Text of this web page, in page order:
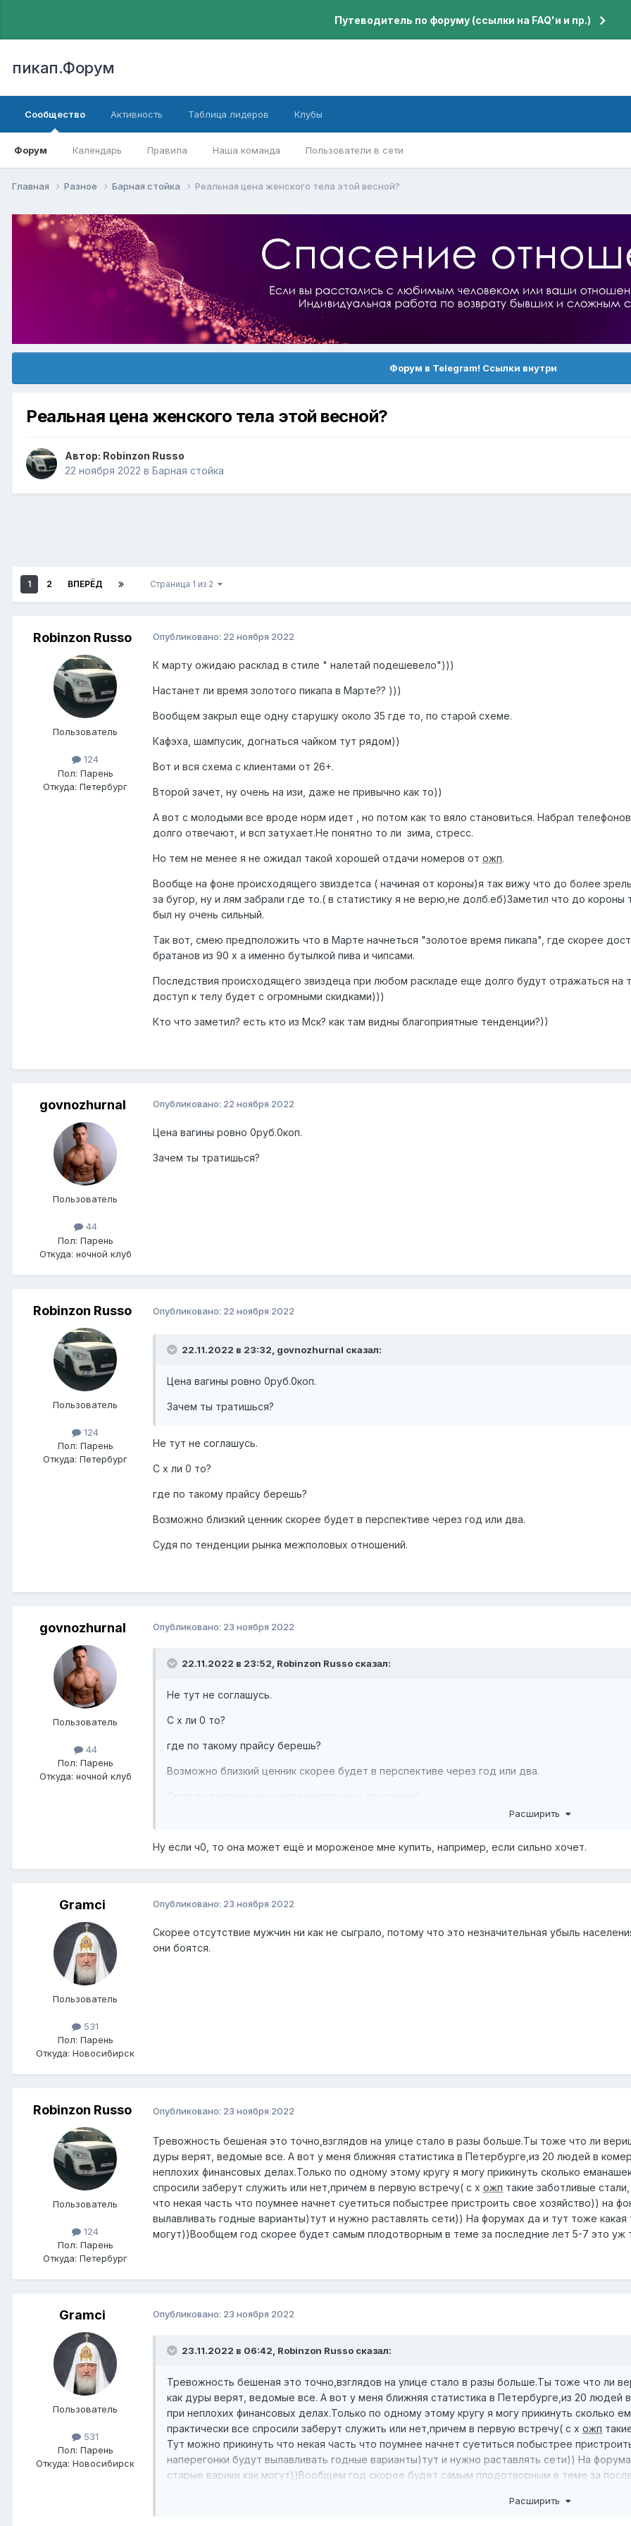
Путеводитель по форуму (ссылки на FAQ'и и пр.)
пикап.Форум
Сообщество
Форум Календарь Правила Наша команда Пользователи в сети
Активность Таблица лидеров Клубы
Главная Разное Барная стойка Реальная цена женского тела этой весной?
Форум в Telegram! Ссылки внутри
Реальная цена женского тела этой весной?
Автор: Robinzon Russo
22 ноября 2022 в Барная стойка
1 2 ВПЕРЁД Страница 1 из 2
Robinzon Russo
Пользователь
124
Пол: Парень
Откуда: Петербург
Опубликовано: 22 ноября 2022
К марту ожидаю расклад в стиле " налетай подешевело")))
Настанет ли время золотого пикапа в Марте?? )))
Вообщем закрыл еще одну старушку около 35 где то, по старой схеме.
Кафэха, шампусик, догнаться чайком тут рядом))
Вот и вся схема с клиентами от 26+.
Второй зачет, ну очень на изи, даже не привычно как то))
А вот с молодыми все вроде норм идет , но потом как то вяло становиться. Набрал
долго отвечают, и всп затухает.Не понятно то ли зима, стресс.
Но тем не менее я не ожидал такой хорошей отдачи номеров от ожп.
Вообще на фоне происходящего звиздетса ( начиная от короны)я так вижу что до более
за бугор, ну и лям забрали где то.( в статистику я не верю,не долб.еб)Заметил что до
был ну очень сильный.
Так вот, смею предположить что в Марте начнеться "золотое время пикапа", где скорее
братанов из 90 х а именно бутылкой пива и чипсами.
Последствия происходящего звиздеца при любом раскладе еще долго будут отражаться на
доступ к телу будет с огромными скидками)))
Кто что заметил? есть кто из Мск? как там видны благоприятные тенденции?))
govnozhurnal
Пользователь
44
Пол: Парень
Откуда: ночной клуб
Опубликовано: 22 ноября 2022
Цена вагины ровно 0руб.0коп.
Зачем ты тратишься?
Robinzon Russo
Пользователь
124
Пол: Парень
Откуда: Петербург
Опубликовано: 22 ноября 2022
22.11.2022 в 23:32, govnozhurnal сказал:
Цена вагины ровно 0руб.0коп.
Зачем ты тратишься?
Не тут не соглашусь.
С х ли 0 то?
где по такому прайсу берешь?
Возможно близкий ценник скорее будет в перспективе через год или два.
Судя по тенденции рынка межполовых отношений.
govnozhurnal
Пользователь
44
Пол: Парень
Откуда: ночной клуб
Опубликовано: 23 ноября 2022
22.11.2022 в 23:52, Robinzon Russo сказал:
Не тут не соглашусь.
С х ли 0 то?
где по такому прайсу берешь?
Возможно близкий ценник скорее будет в перспективе через год или два.
Судя по тенденции рынка межполовых отношений.
Расширить
Ну если ч0, то она может ещё и мороженое мне купить, например, если сильно хочет.
Gramci
Пользователь
531
Пол: Парень
Откуда: Новосибирск
Опубликовано: 23 ноября 2022
Скорее отсутствие мужчин ни как не сыграло, потому что это незначительная убыль
они боятся.
Robinzon Russo
Пользователь
124
Пол: Парень
Откуда: Петербург
Опубликовано: 23 ноября 2022
Тревожность бешеная это точно,взглядов на улице стало в разы больше.Ты тоже что ли
дуры верят, ведомые все. А вот у меня ближняя статистика в Петербурге,из 20 людей в
неплохих финансовых делах.Только по одному этому кругу я могу прикинуть сколько
спросили заберут служить или нет,причем в первую встречу( с х ожп такие заботливые
что некая часть что поумнее начнет суетиться побыстрее пристроить свое хозяйство)) на
вылавливать годные варианты)тут и нужно раставлять сети)) На форумах да и тут тоже какая
могут))Вообщем год скорее будет самым плодотворным в теме за последние лет 5-7 это уж
Gramci
Пользователь
531
Пол: Парень
Откуда: Новосибирск
Опубликовано: 23 ноября 2022
23.11.2022 в 06:42, Robinzon Russo сказал:
Тревожность бешеная это точно,взглядов на улице стало в разы больше.Ты тоже что ли
как дуры верят, ведомые все. А вот у меня ближняя статистика в Петербурге,из 20 людей
при неплохих финансовых делах.Только по одному этому кругу я могу прикинуть сколько
практически все спросили заберут служить или нет,причем в первую встречу( с х ожп
Тут можно прикинуть что некая часть что поумнее начнет суетиться побыстрее
наперегонки будут вылавливать годные варианты)тут и нужно раставлять сети)) На
старые варики как могут))Вообщем год скорее будет самым плодотворным в теме за
Расширить